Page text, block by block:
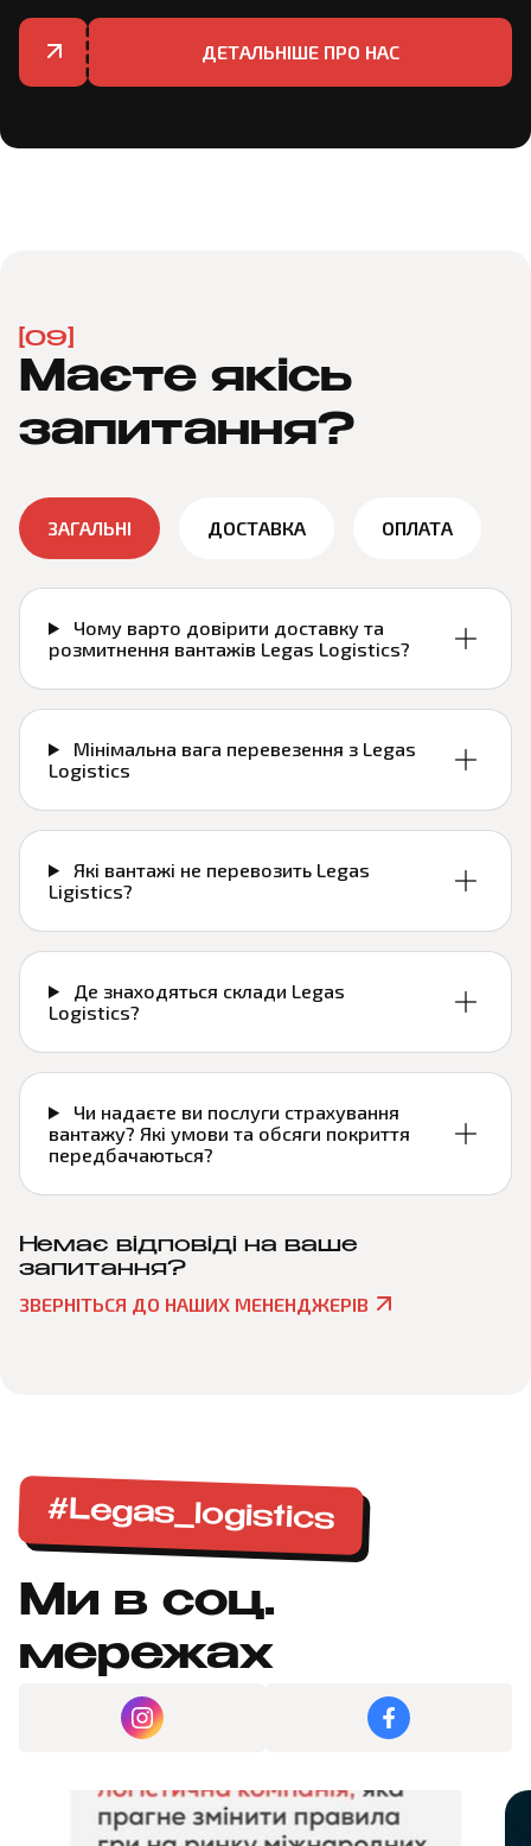
ДЕТАЛЬНІШЕ ПРО НАС
[09]
Маєте якісь
запитання?
ЗАГАЛЬНІ ДОСТАВКА ОПЛАТА
Чому варто довірити доставку та
розмитнення вантажів Legas Logistics?
Мінімальна вага перевезення з Legas
Logistics
Які вантажі не перевозить Legas
Ligistics?
Де знаходяться склади Legas
Logistics?
Чи надаєте ви послуги страхування
вантажу? Які умови та обсяги покриття
передбачаються?
Немає відповіді на ваше
запитання?
ЗВЕРНІТЬСЯ ДО НАШИХ МЕНЕНДЖЕРІВ
Ми в соц.
мережах
#Legas_logistics